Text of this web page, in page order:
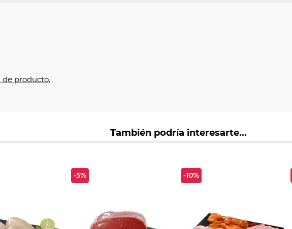
producto.
También podría interesarte...
-5% -10%